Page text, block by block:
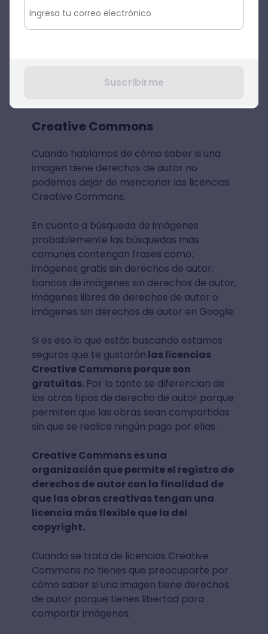
Creative Commons
Cuando hablamos de cómo saber si una
imagen tiene derechos de autor no
podemos dejar de mencionar las licencias
Creative Commons.
En cuanto a búsqueda de imágenes
probablemente las búsquedas más
comunes contengan frases como:
imágenes gratis sin derechos de autor,
bancos de imágenes sin derechos de autor,
imágenes libres de derechos de autor o
imágenes sin derechos de autor en Google.
Si es eso lo que estás buscando estamos
seguros que te gustarán las licencias
Creative Commons porque son
gratuitas. Por lo tanto se diferencian de
los otros tipos de derecho de autor porque
permiten que las obras sean compartidas
sin que se realice ningún pago por ellas.
Creative Commons es una
organización que permite el registro de
derechos de autor con la finalidad de
que las obras creativas tengan una
licencia más flexible que la del
copyright.
Cuando se trata de licencias Creative
Commons no tienes que preocuparte por
cómo saber si una imagen tiene derechos
de autor porque tienes libertad para
compartir imágenes.
Suscribirme